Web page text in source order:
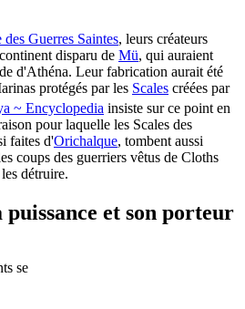
Guerres Saintes, leurs créateurs
disparu de Mü, qui auraient
d'Athéna. Leur fabrication aurait été
protégés par les Scales créées par
~ Encyclopedia insiste sur ce point en
pour laquelle les Scales des
faites d'Orichalque, tombent aussi
coups des guerriers vêtus de Cloths
détruire.
et son porteur
se